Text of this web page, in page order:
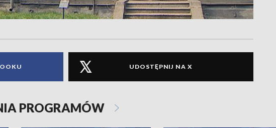
UDOSTĘPNIJ NA X
PROGRAMÓW